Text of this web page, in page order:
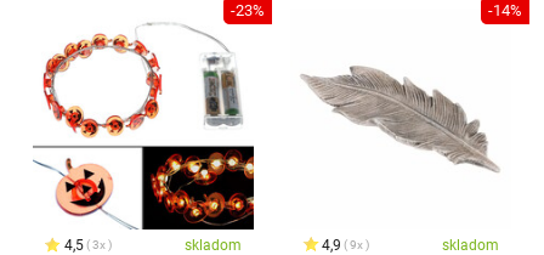
-23%
4,5 3x skladom
-14%
4,9 9x skladom